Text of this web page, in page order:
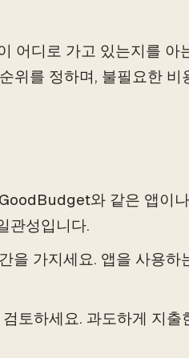
어디로 가고 있는지를 아
위를 정하며, 불필요한 비
와 같은 앱이
관성입니다.
을 가지세요. 앱을 사용하
토하세요. 과도하게 지출